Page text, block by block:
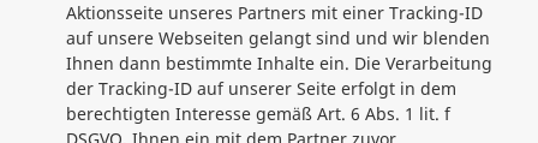
Aktionsseite unseres Partners mit einer Tracking-ID
auf unsere Webseiten gelangt sind und wir blenden
Ihnen dann bestimmte Inhalte ein. Die Verarbeitung
der Tracking-ID auf unserer Seite erfolgt in dem
berechtigten Interesse gemäß Art. 6 Abs. 1 lit. f